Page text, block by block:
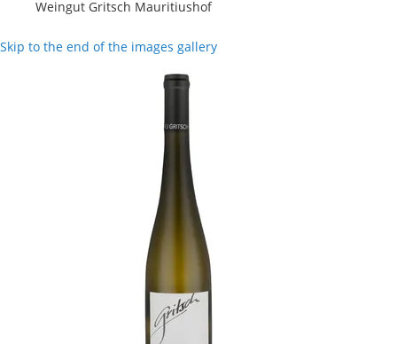
Weingut Gritsch Mauritiushof
Skip to the end of the images gallery